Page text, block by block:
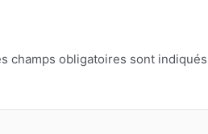
champs obligatoires sont